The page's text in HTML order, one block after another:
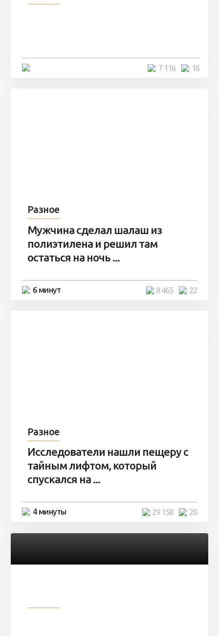
16
7 116
Разное
Мужчина сделал шалаш из
полиэтилена и решил там
остаться на ночь ...
6 минут 22
8 465
Разное
Исследователи нашли пещеру с
тайным лифтом, который
спускался на ...
4 минуты 20
29 158